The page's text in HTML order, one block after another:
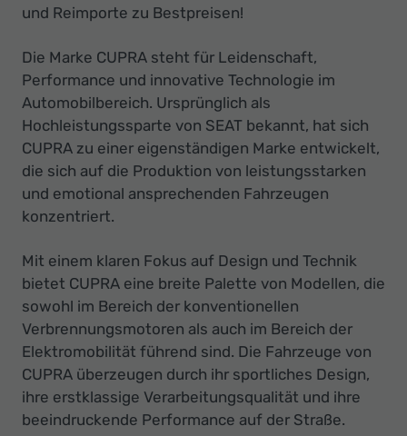
und Reimporte zu Bestpreisen!
Die Marke CUPRA steht für Leidenschaft,
Performance und innovative Technologie im
Automobilbereich. Ursprünglich als
Hochleistungssparte von SEAT bekannt, hat sich
CUPRA zu einer eigenständigen Marke entwickelt,
die sich auf die Produktion von leistungsstarken
und emotional ansprechenden Fahrzeugen
konzentriert.
Mit einem klaren Fokus auf Design und Technik
bietet CUPRA eine breite Palette von Modellen, die
sowohl im Bereich der konventionellen
Verbrennungsmotoren als auch im Bereich der
Elektromobilität führend sind. Die Fahrzeuge von
CUPRA überzeugen durch ihr sportliches Design,
ihre erstklassige Verarbeitungsqualität und ihre
beeindruckende Performance auf der Straße.